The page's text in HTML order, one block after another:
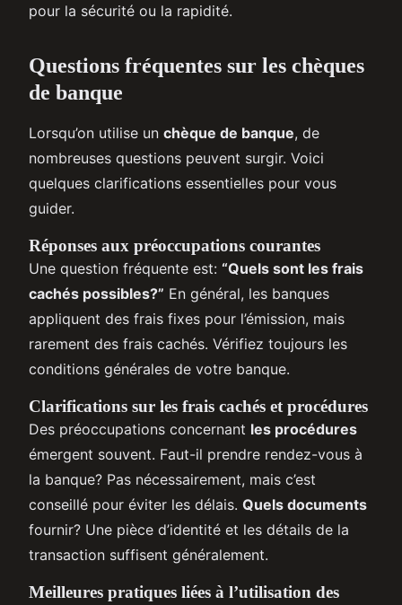
pour la sécurité ou la rapidité.
Questions fréquentes sur les chèques
de banque
Lorsqu’on utilise un chèque de banque, de
nombreuses questions peuvent surgir. Voici
quelques clarifications essentielles pour vous
guider.
Réponses aux préoccupations courantes
Une question fréquente est: “Quels sont les frais
cachés possibles?” En général, les banques
appliquent des frais fixes pour l’émission, mais
rarement des frais cachés. Vérifiez toujours les
conditions générales de votre banque.
Clarifications sur les frais cachés et procédures
Des préoccupations concernant les procédures
émergent souvent. Faut-il prendre rendez-vous à
la banque? Pas nécessairement, mais c’est
conseillé pour éviter les délais. Quels documents
fournir? Une pièce d’identité et les détails de la
transaction suffisent généralement.
Meilleures pratiques liées à l’utilisation des